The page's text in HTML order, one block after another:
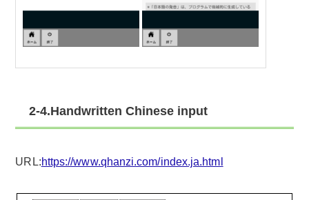
2-4.Handwritten Chinese input
URL:https://www.qhanzi.com/index.ja.html